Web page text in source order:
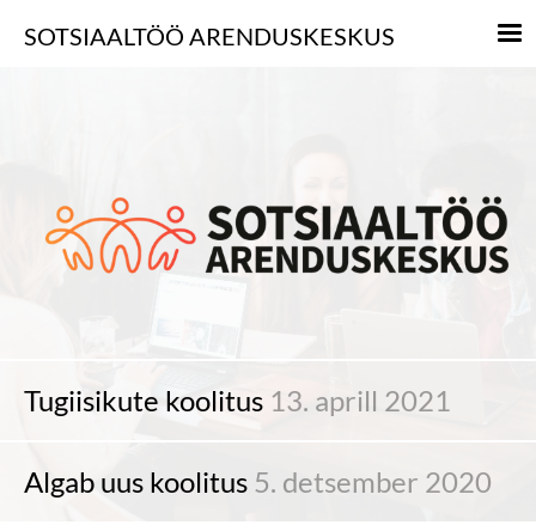
SOTSIAALTÖÖ ARENDUSKESKUS
Tugiisikute koolitus 13. aprill 2021
Algab uus koolitus 5. detsember 2020